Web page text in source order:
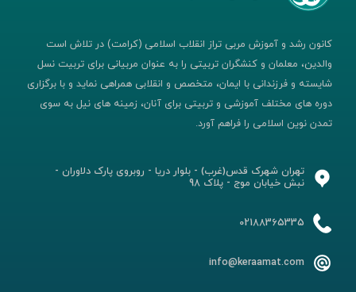
کانون رشد و آموزش مربی تراز انقلاب اسلامی (کرامت) در تلاش است
والدین، معلمان و کنشگران تربیتی را به عنوان مربیانی برای تربیت نسل
شایسته و فرزندانی با ایمان، متخصص و انقلابی همراهی نماید و با برگزاری
دوره های مختلف آموزشی و تربیتی برای آنان، زمینه های نیل به سوی
تمدن نوین اسلامی را فراهم آورد.
تهران شهرک قدس(غرب) - بلوار دریا - روبروی پارک دلاوران -
نبش خیابان موج - پلاک 98
02188365335
info@keraamat.com